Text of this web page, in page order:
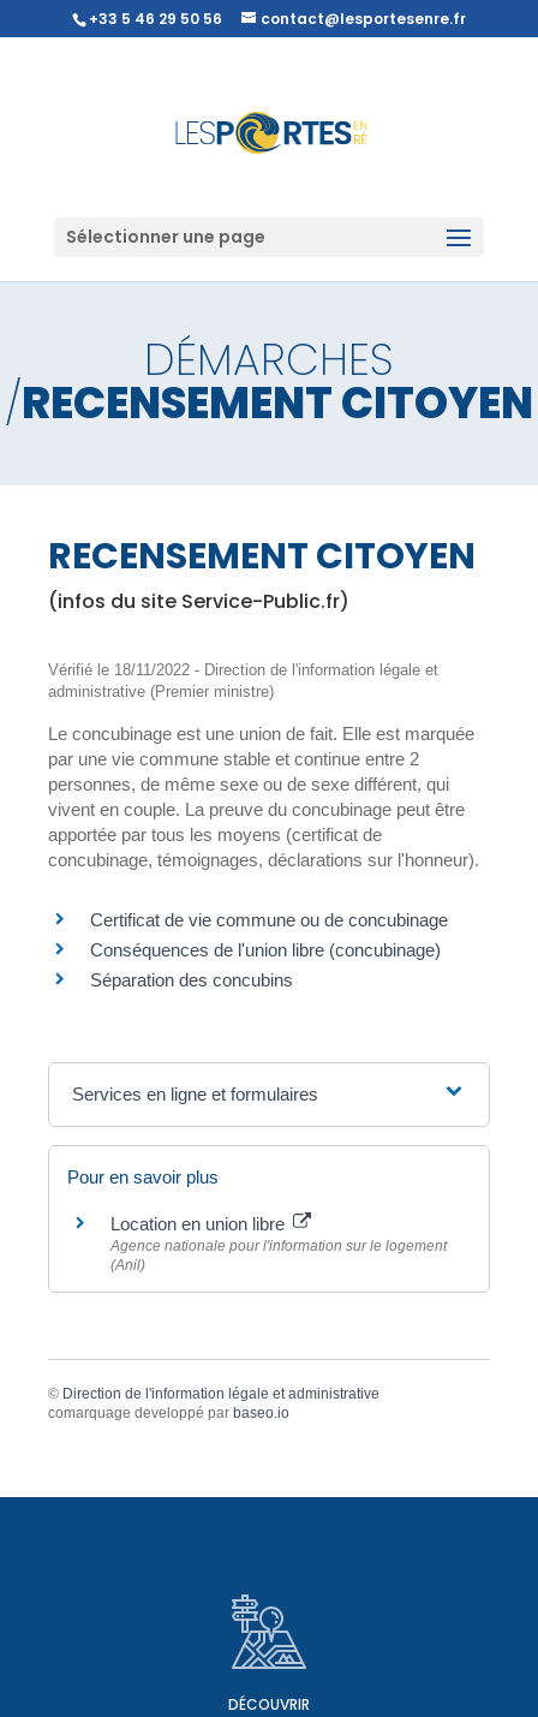
+33 5 46 29 50 56 contact@lesportesenre.fr
Sélectionner une page
DÉMARCHES
/RECENSEMENT CITOYEN
RECENSEMENT CITOYEN
(infos du site Service-Public.fr)
Vérifié le 18/11/2022 - Direction de l'information légale et
administrative (Premier ministre)
Le concubinage est une union de fait. Elle est marquée
par une vie commune stable et continue entre 2
personnes, de même sexe ou de sexe différent, qui
vivent en couple. La preuve du concubinage peut être
apportée par tous les moyens (certificat de
concubinage, témoignages, déclarations sur l'honneur).
Certificat de vie commune ou de concubinage
Conséquences de l'union libre (concubinage)
Séparation des concubins
Services en ligne et formulaires
Pour en savoir plus
Location en union libre
Agence nationale pour l'information sur le logement
(Anil)
© Direction de l'information légale et administrative
comarquage developpé par baseo.io
DÉCOUVRIR